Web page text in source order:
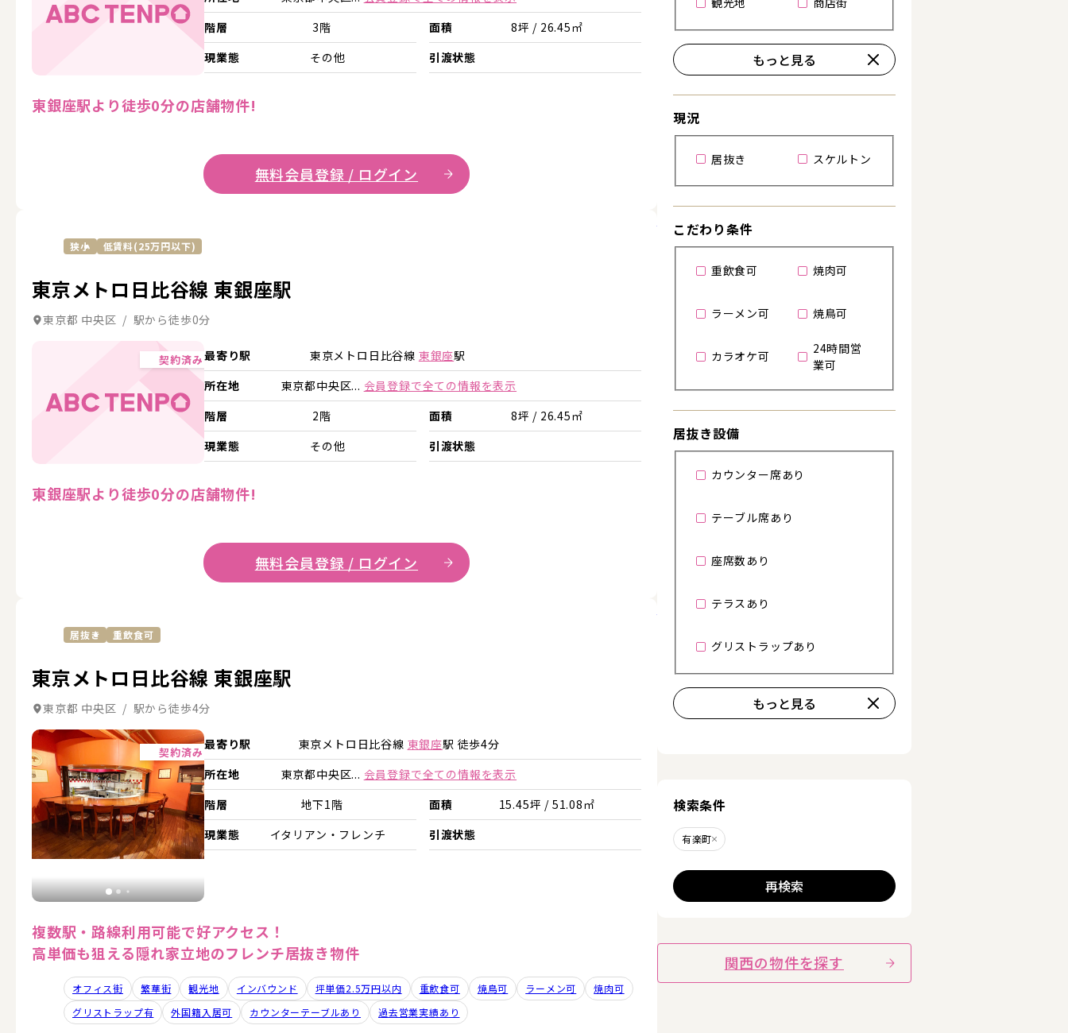
階層
3階 面積
8坪 / 26.45㎡
現業態
その他 引渡状態
東銀座駅より徒歩0分の店舗物件!
無料会員登録 / ログイン
狭小 低賃料(25万円以下)
東京メトロ日比谷線 東銀座駅
東京都 中央区 / 駅から徒歩0分
契約済み最寄り駅 東京メトロ日比谷線 東銀座駅
所在地
東京都中央区... 会員登録で全ての情報を表示
階層
2階 面積
8坪 / 26.45㎡
現業態
その他 引渡状態
東銀座駅より徒歩0分の店舗物件!
無料会員登録 / ログイン
詳細を見る
居抜き 重飲食可
東京メトロ日比谷線 東銀座駅
東京都 中央区 / 駅から徒歩4分
契約済み
詳細を見る 詳細を見る
最寄り駅 東京メトロ日比谷線 東銀座駅 徒歩4分
所在地
東京都中央区... 会員登録で全ての情報を表示
階層
地下1階 面積
15.45坪 / 51.08㎡
現業態
イタリアン・フレンチ 引渡状態
複数駅・路線利用可能で好アクセス！
高単価も狙える隠れ家立地のフレンチ居抜き物件
オフィス街 繁華街 観光地 インバウンド 坪単価2.5万円以内 重飲食可 焼鳥可 ラーメン可
焼肉可
グリストラップ有
外国籍入居可 カウンターテーブルあり 過去営業実績あり
詳細を見る
もっと見る
現況
居抜き スケルトン
こだわり条件
重飲食可 焼肉可
ラーメン可 焼鳥可
カラオケ可
24時間営
業可
居抜き設備
カウンター席あり
テーブル席あり
座席数あり
テラスあり
グリストラップあり
もっと見る
検索条件
有楽町削除する
再検索
関西の物件を探す